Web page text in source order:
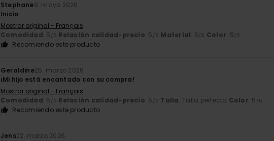
Stephane9. mayo 2026
Inicio
Mostrar original - Français
Comodidad: 5 /5 Relación calidad-precio: 5 /5 Material: 5/5 Color: 5/5
Recomiendo este producto
Geraldine25. marzo 2026
¡Mi hijo está encantado con su compra!
Mostrar original - Français
Comodidad: 5 /5 Relación calidad-precio: 5 /5 Talla: Talla perfecta Color: 5 /5
Recomiendo este producto
Jens22. marzo 2026